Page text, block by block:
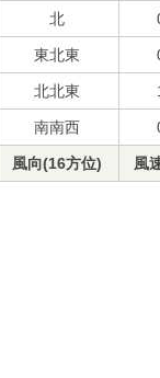
北
東北東
北北東
南南西
風向(16方位) 風